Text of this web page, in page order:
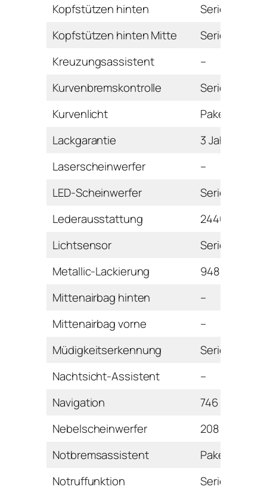
Kopfstützen hinten
Serie
Kopfstützen hinten Mitte
Serie
Kreuzungsassistent
–
Kurvenbremskontrolle
Serie
Kurvenlicht
Paket
Lackgarantie
3 Jahre
Laserscheinwerfer
–
LED-Scheinwerfer
Serie
Lederausstattung
2446 Euro
Lichtsensor
Serie
Metallic-Lackierung
948 Euro
Mittenairbag hinten
–
Mittenairbag vorne
–
Müdigkeitserkennung
Serie
Nachtsicht-Assistent
–
Navigation
746 Euro
Nebelscheinwerfer
208 Euro
Notbremsassistent
Paket
Notruffunktion
Serie